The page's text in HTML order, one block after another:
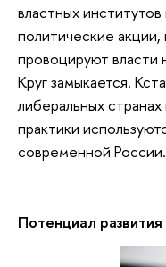
властных
политические
провоцируют власти
Круг замыкается.
либеральных
практики
современной России.
Потенциал развития